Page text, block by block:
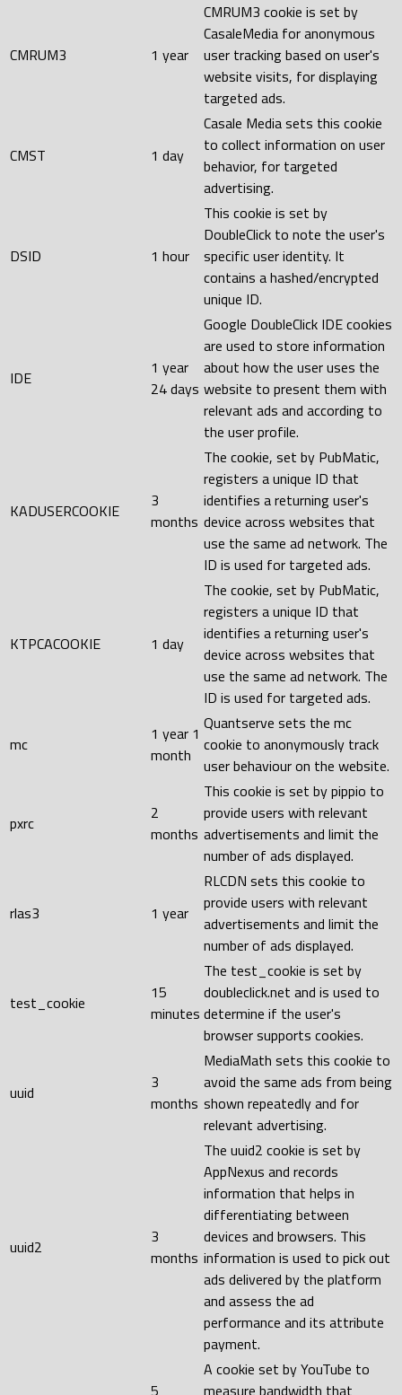
CMRUM3 1 year
CMRUM3 cookie is set by
CasaleMedia for anonymous
user tracking based on user's
website visits, for displaying
targeted ads.
CMST 1 day
Casale Media sets this cookie
to collect information on user
behavior, for targeted
advertising.
DSID 1 hour
This cookie is set by
DoubleClick to note the user's
specific user identity. It
contains a hashed/encrypted
unique ID.
IDE
1 year
24 days
Google DoubleClick IDE cookies
are used to store information
about how the user uses the
website to present them with
relevant ads and according to
the user profile.
KADUSERCOOKIE
3
months
The cookie, set by PubMatic,
registers a unique ID that
identifies a returning user's
device across websites that
use the same ad network. The
ID is used for targeted ads.
KTPCACOOKIE 1 day
The cookie, set by PubMatic,
registers a unique ID that
identifies a returning user's
device across websites that
use the same ad network. The
ID is used for targeted ads.
mc
1 year 1
month
Quantserve sets the mc
cookie to anonymously track
user behaviour on the website.
pxrc
2
months
This cookie is set by pippio to
provide users with relevant
advertisements and limit the
number of ads displayed.
rlas3 1 year
RLCDN sets this cookie to
provide users with relevant
advertisements and limit the
number of ads displayed.
test_cookie
15
minutes
The test_cookie is set by
doubleclick.net and is used to
determine if the user's
browser supports cookies.
uuid
3
months
MediaMath sets this cookie to
avoid the same ads from being
shown repeatedly and for
relevant advertising.
uuid2
3
months
The uuid2 cookie is set by
AppNexus and records
information that helps in
differentiating between
devices and browsers. This
information is used to pick out
ads delivered by the platform
and assess the ad
performance and its attribute
payment.
5
A cookie set by YouTube to
measure bandwidth that